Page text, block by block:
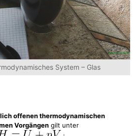
System – Glas
offenen thermodynamischen
Vorgängen gilt unter